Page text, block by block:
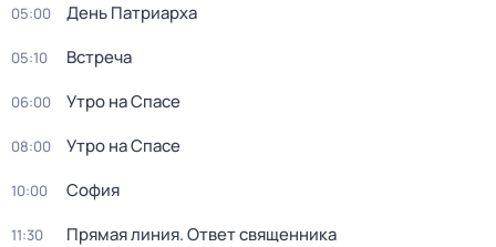
05:00 День Патриарха
05:10 Встреча
06:00 Утро на Спасе
08:00 Утро на Спасе
10:00 София
11:30 Прямая линия. Ответ священника